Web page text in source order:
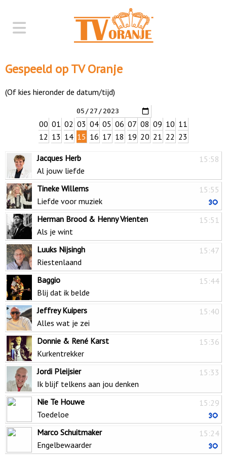
Gespeeld op TV Oranje
(Of kies hieronder de datum/tijd)
00 01 02 03 04 05 06 07 08 09 10 11
12 13 14 15 16 17 18 19 20 21 22 23
15:58
Jacques Herb
Al jouw liefde
15:55
Tineke Willems
Liefde voor muziek
15:51
Herman Brood & Henny Vrienten
Als je wint
15:47
Luuks Nijsingh
Riestenlaand
15:44
Baggio
Blij dat ik belde
15:40
Jeffrey Kuipers
Alles wat je zei
15:36
Donnie & René Karst
Kurkentrekker
15:33
Jordi Pleijsier
Ik blijf telkens aan jou denken
15:29
Nie Te Houwe
Toedeloe
15:24
Marco Schuitmaker
Engelbewaarder